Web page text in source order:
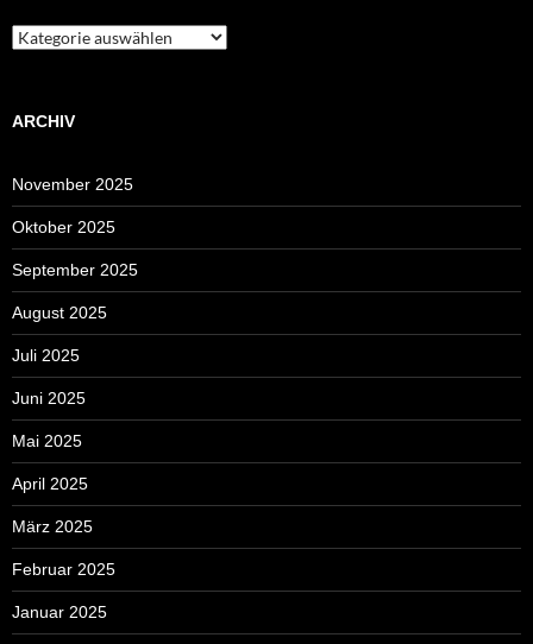
Kategorien
ARCHIV
November 2025
Oktober 2025
September 2025
August 2025
Juli 2025
Juni 2025
Mai 2025
April 2025
März 2025
Februar 2025
Januar 2025